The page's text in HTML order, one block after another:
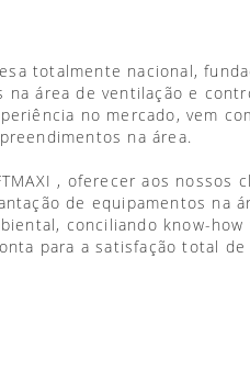
totalmente nacional,
na área de ventilação e
no mercado, vem
na área.
, oferecer aos nossos
de equipamentos na
conciliando know-
para a satisfação total